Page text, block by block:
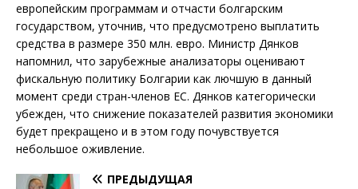
европейским программам и отчасти болгарским
государством, уточнив, что предусмотрено выплатить
средства в размере 350 млн. евро. Министр Дянков
напомнил, что зарубежные анализаторы оценивают
фискальную политику Болгарии как лючшую в данный
момент среди стран-членов ЕС. Дянков категорически
убежден, что снижение показателей развития экономики
будет прекращено и в этом году почувствуется
небольшое оживление.
ПРЕДЫДУЩАЯ